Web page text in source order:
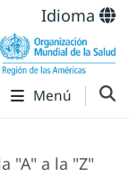
Idioma
Menú
"A" a la "Z"